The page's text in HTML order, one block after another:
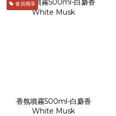
會員獨享
香氛噴霧500ml-白麝香
White Musk